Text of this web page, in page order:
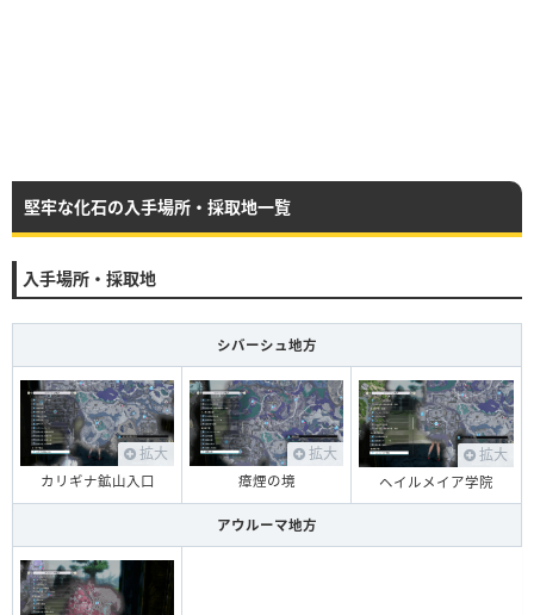
堅牢な化石の入手場所・採取地一覧
入手場所・採取地
シバーシュ地方
拡大
カリギナ鉱山入口
拡大
瘴煙の境
拡大
ヘイルメイア学院
アウルーマ地方